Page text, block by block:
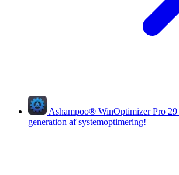
Ashampoo® WinOptimizer Pro 29
generation af systemoptimering!